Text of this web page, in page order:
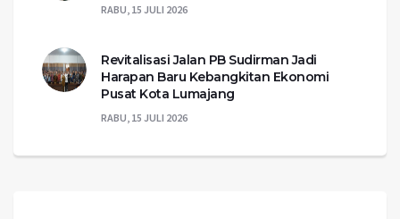
RABU, 15 JULI 2026
Revitalisasi Jalan PB Sudirman Jadi
Harapan Baru Kebangkitan Ekonomi
Pusat Kota Lumajang
RABU, 15 JULI 2026